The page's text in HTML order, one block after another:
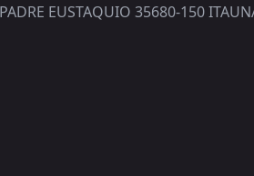
EUSTAQUIO 35680-150